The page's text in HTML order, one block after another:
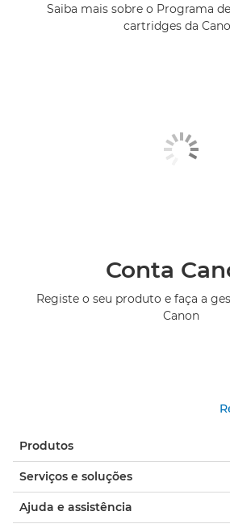
Saiba mais sobre o Programa
cartridges da
Conta
Registe o seu produto e faça a
Canon
Produtos
Serviços e soluções
Ajuda e assistência